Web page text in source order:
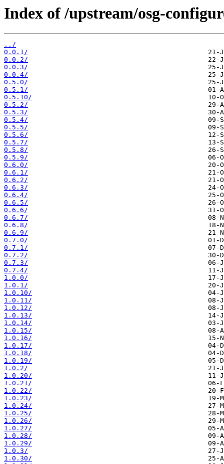
Index of /upstream/osg-
../
0.0.1/
0.0.2/
0.0.3/
0.0.4/
0.5.0/
0.5.1/
0.5.10/
0.5.2/
0.5.3/
0.5.4/
0.5.5/
0.5.6/
0.5.7/
0.5.8/
0.5.9/
0.6.0/
0.6.1/
0.6.2/
0.6.3/
0.6.4/
0.6.5/
0.6.6/
0.6.7/
0.6.8/
0.6.9/
0.7.0/
0.7.1/
0.7.2/
0.7.3/
0.7.4/
1.0.0/
1.0.1/
1.0.10/
1.0.11/
1.0.12/
1.0.13/
1.0.14/
1.0.15/
1.0.16/
1.0.17/
1.0.18/
1.0.19/
1.0.2/
1.0.20/
1.0.21/
1.0.22/
1.0.23/
1.0.24/
1.0.25/
1.0.26/
1.0.27/
1.0.28/
1.0.29/
1.0.3/
1.0.30/